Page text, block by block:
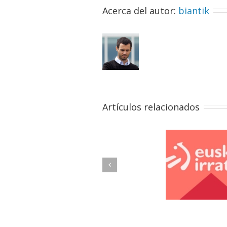
Acerca del autor: biantik
Artículos relacionados
Previous